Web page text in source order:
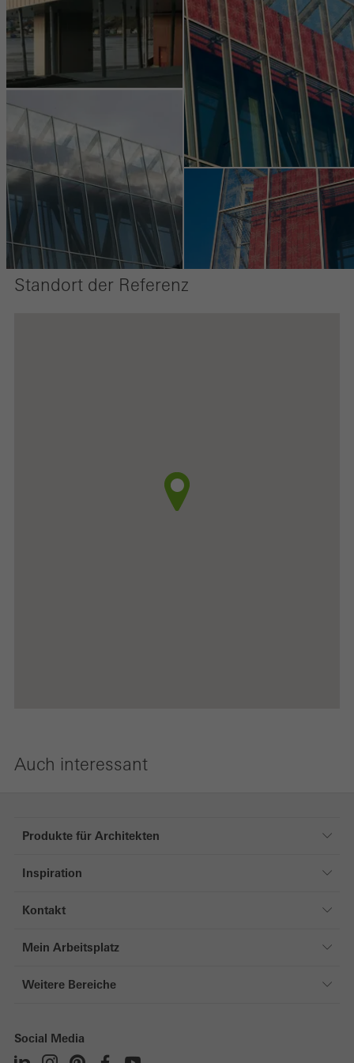
Standort der Referenz
Auch interessant
Produkte für Architekten
Fenster
Türen
Schiebesysteme
Sonnenschutz
Inspiration
Kontakt
Mein Arbeitsplatz
Technische Dokumentation
Weitere Bereiche
Verarbeiter
TGA & Elektropartner
Social Media
verwendet, die Nutzerfreundlichkeit der Webseite und damit das
Nutzererlebnis zu verbessern. Sie sammeln Informationen über
die Nutzungsweise der Webseite, Anzahl der Besuche,
durchschnittliche Verweilzeit, aufgerufene Seiten.
Marketing / Drittanbieter Cookies
Marketing Cookies werden von Drittanbietern verwendet, um
personalisierte und ansprechende Werbung für den einzelnen
Nutzer anzuzeigen. Sie tun dies, indem sie Besucher über
Webseiten hinweg verfolgen. Dabei werden auch Dienste von